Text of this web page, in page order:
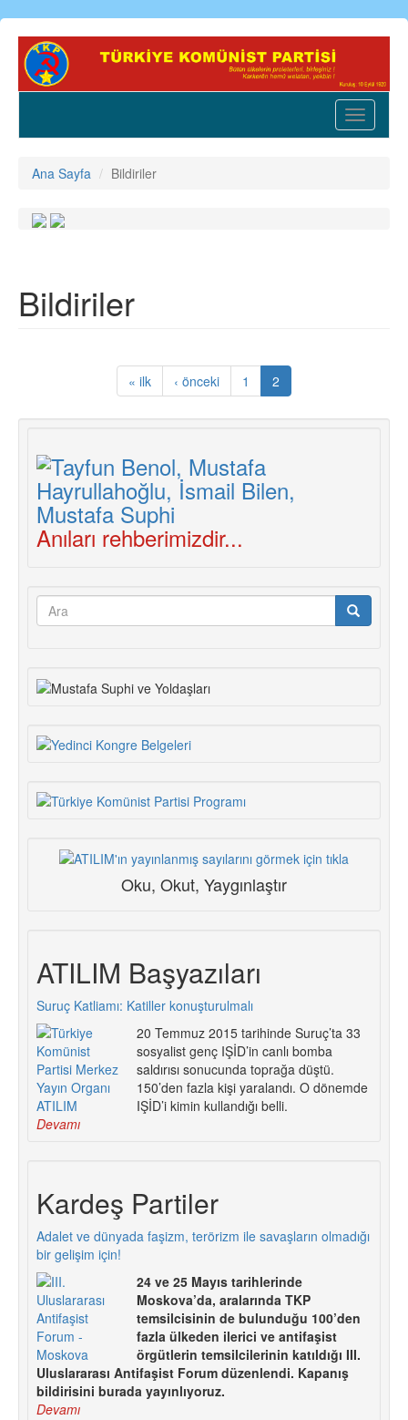
Ana
içeriğe
Toggle
Ana Sayfa Bildiriler
Bildiriler
« ilk ‹ önceki 1 2
Anıları rehberimizdir...
Arama
Oku, Okut, Yaygınlaştır
ATILIM Başyazıları
Suruç Katliamı: Katiller konuşturulmalı
20 Temmuz 2015 tarihinde Suruç’ta 33
sosyalist genç IŞİD’in canlı bomba
saldırısı sonucunda toprağa düştü.
150’den fazla kişi yaralandı. O dönemde
IŞİD’i kimin kullandığı belli.
Devamı
Kardeş Partiler
Adalet ve dünyada faşizm, terörizm ile savaşların olmadığı
bir gelişim için!
24 ve 25 Mayıs tarihlerinde
Moskova’da, aralarında TKP
temsilcisinin de bulunduğu 100’den
fazla ülkeden ilerici ve antifaşist
örgütlerin temsilcilerinin katıldığı III.
Uluslararası Antifaşist Forum düzenlendi. Kapanış
bildirisini burada yayınlıyoruz.
Devamı